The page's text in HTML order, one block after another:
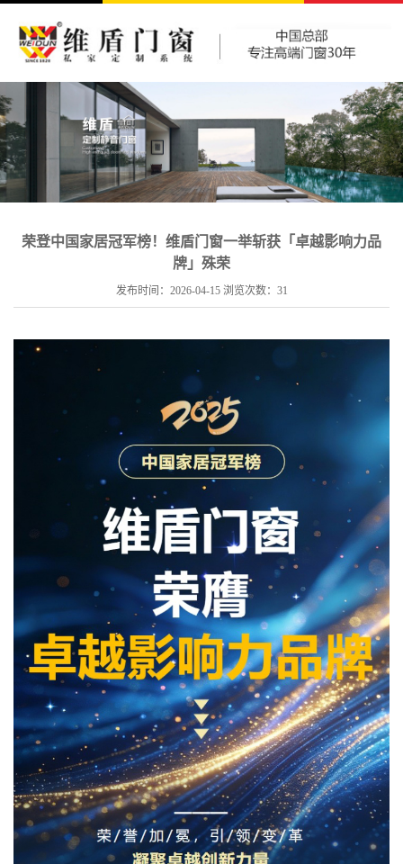
荣登中国家居冠军榜！维盾门窗一举斩获「卓越影响力品
牌」殊荣
发布时间：2026-04-15 浏览次数： 31